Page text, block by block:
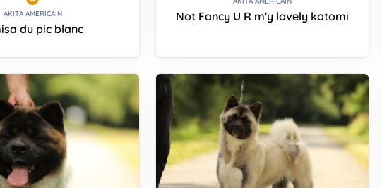
AKITA AMERICAIN
du pic blanc
Not Fancy U R m'y lovely kotomi